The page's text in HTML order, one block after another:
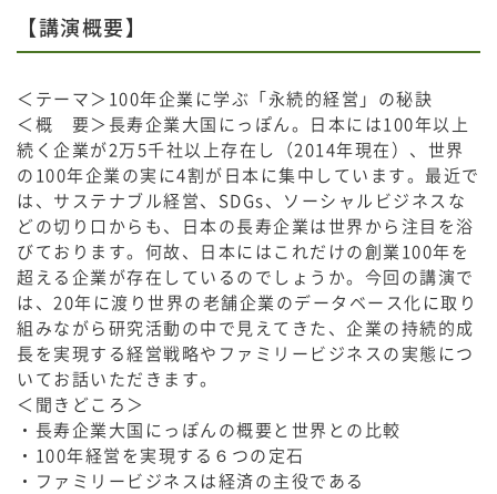
【講演概要】
＜テーマ＞100年企業に学ぶ「永続的経営」の秘訣
＜概 要＞長寿企業大国にっぽん。日本には100年以上
続く企業が2万5千社以上存在し（2014年現在）、世界
の100年企業の実に4割が日本に集中しています。最近で
は、サステナブル経営、SDGs、ソーシャルビジネスな
どの切り口からも、日本の長寿企業は世界から注目を浴
びております。何故、日本にはこれだけの創業100年を
超える企業が存在しているのでしょうか。今回の講演で
は、20年に渡り世界の老舗企業のデータベース化に取り
組みながら研究活動の中で見えてきた、企業の持続的成
長を実現する経営戦略やファミリービジネスの実態につ
いてお話いただきます。
＜聞きどころ＞
・長寿企業大国にっぽんの概要と世界との比較
・100年経営を実現する６つの定石
・ファミリービジネスは経済の主役である